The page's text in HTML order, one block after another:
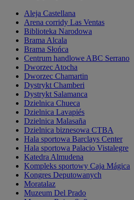
Aleja Castellana
Arena corridy Las Ventas
Biblioteka Narodowa
Brama Alcala
Brama Słońca
Centrum handlowe ABC Serrano
Dworzec Atocha
Dworzec Chamartin
Dystrykt Chamberi
Dystrykt Salamanca
Dzielnica Chueca
Dzielnica Lavapiés
Dzielnica Malasaña
Dzielnica biznesowa CTBA
Hala sportowa Barclays Center
Hala sportowa Palacio Vistalegre
Katedra Almudena
Kompleks sportowy Caja Mágica
Kongres Deputowanych
Moratalaz
Muzeum Del Prado